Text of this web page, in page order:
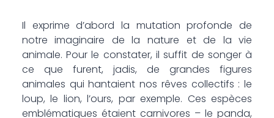
Il exprime d’abord la mutation profonde de
notre imaginaire de la nature et de la vie
animale. Pour le constater, il suffit de songer à
ce que furent, jadis, de grandes figures
animales qui hantaient nos rêves collectifs : le
loup, le lion, l’ours, par exemple. Ces espèces
emblématiques étaient carnivores – le panda,